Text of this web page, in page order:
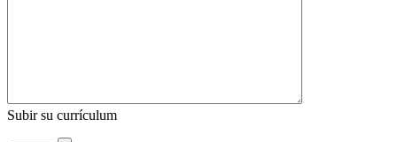
Subir su currículum